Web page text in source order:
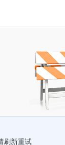
刷新重试